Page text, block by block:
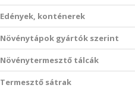
Edények, konténerek
Növénytápok gyártók szerint
Növénytermesztő tálcák
Termesztő sátrak